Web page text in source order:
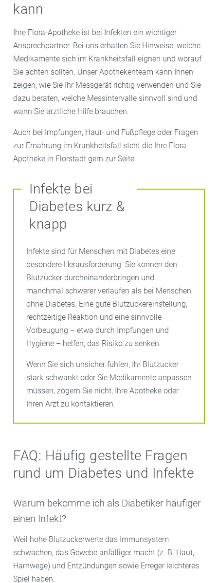
kann
Ihre Flora-Apotheke ist bei Infekten ein wichtiger
Ansprechpartner. Bei uns erhalten Sie Hinweise, welche
Medikamente sich im Krankheitsfall eignen und worauf
Sie achten sollten. Unser Apothekenteam kann Ihnen
zeigen, wie Sie Ihr Messgerät richtig verwenden und Sie
dazu beraten, welche Messintervalle sinnvoll sind und
wann Sie ärztliche Hilfe brauchen.
Auch bei Impfungen, Haut- und Fußpflege oder Fragen
zur Ernährung im Krankheitsfall steht die Ihre Flora-
Apotheke in Florstadt gern zur Seite.
Infekte bei
Diabetes kurz &
knapp
Infekte sind für Menschen mit Diabetes eine
besondere Herausforderung. Sie können den
Blutzucker durcheinanderbringen und
manchmal schwerer verlaufen als bei Menschen
ohne Diabetes. Eine gute Blutzuckereinstellung,
rechtzeitige Reaktion und eine sinnvolle
Vorbeugung – etwa durch Impfungen und
Hygiene – helfen, das Risiko zu senken.
Wenn Sie sich unsicher fühlen, Ihr Blutzucker
stark schwankt oder Sie Medikamente anpassen
müssen, zögern Sie nicht, Ihre Apotheke oder
Ihren Arzt zu kontaktieren.
FAQ: Häufig gestellte Fragen
rund um Diabetes und Infekte
Warum bekomme ich als Diabetiker häufiger
einen Infekt?
Weil hohe Blutzuckerwerte das Immunsystem
schwächen, das Gewebe anfälliger macht (z. B. Haut,
Harnwege) und Entzündungen sowie Erreger leichteres
Spiel haben.